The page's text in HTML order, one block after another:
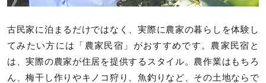
古民家に泊まるだけではなく、実際に農家の暮らしを体験し
てみたい方には「農家民宿」がおすすめです。農家民宿と
は、実際の農家が住居を提供するスタイル。農作業はもちろ
ん、梅干し作りやキノコ狩り、魚釣りなど、その土地ならで